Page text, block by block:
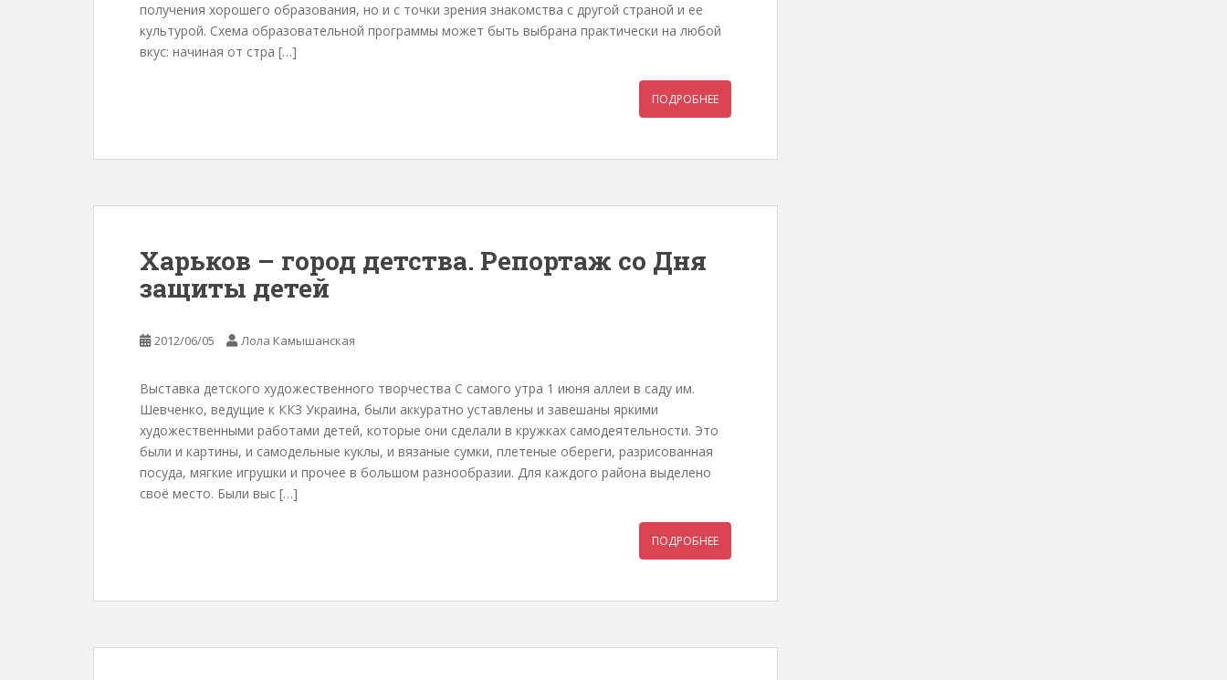
получения хорошего образования, но и с точки зрения знакомства с другой страной и ее
культурой. Схема образовательной программы может быть выбрана практически на любой
вкус: начиная от стра […]
ПОДРОБНЕЕ
Харьков – город детства. Репортаж со Дня
защиты детей
2012/06/05 Лола Камышанская
Выставка детского художественного творчества С самого утра 1 июня аллеи в саду им.
Шевченко, ведущие к ККЗ Украина, были аккуратно уставлены и завешаны яркими
художественными работами детей, которые они сделали в кружках самодеятельности. Это
были и картины, и самодельные куклы, и вязаные сумки, плетеные обереги, разрисованная
посуда, мягкие игрушки и прочее в большом разнообразии. Для каждого района выделено
своё место. Были выс […]
ПОДРОБНЕЕ